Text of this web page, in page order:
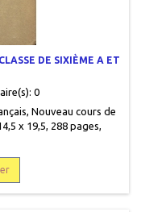
DE SIXIÈME A ET
0
Nouveau cours de
x 19,5, 288 pages,
verte. Plats imprimés.